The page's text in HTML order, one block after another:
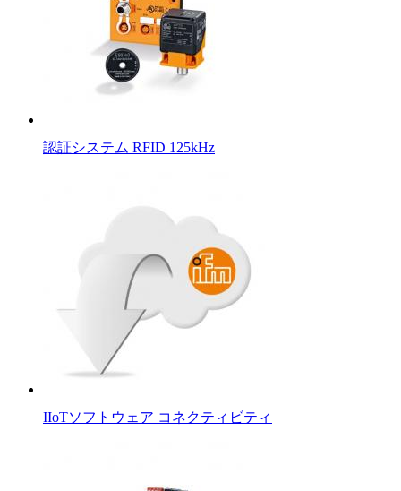
認証システム RFID 125kHz
IIoTソフトウェア コネクティビティ